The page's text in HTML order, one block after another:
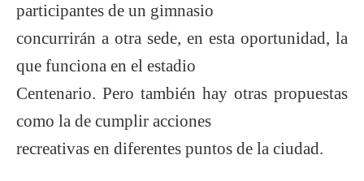
participantes de un gimnasio
concurrirán a otra sede, en esta oportunidad, la
que funciona en el estadio
Centenario. Pero también hay otras propuestas
como la de cumplir acciones
recreativas en diferentes puntos de la ciudad.